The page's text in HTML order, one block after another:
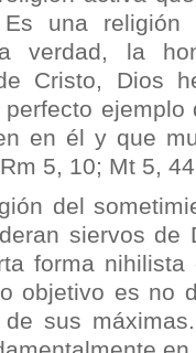
Es una
verdad, la
Cristo, Dios
ejemplo
en él y que
5, 10; Mt 5,
del
siervos
forma
objetivo es no
sus